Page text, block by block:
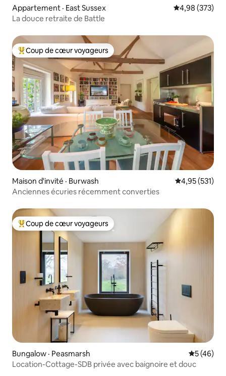
Appartement · East Sussex Note
4,98 (373)
La douce retraite de Battle
Coup de cœur voyageurs parmi les plus aimés
Coup de cœur voyageurs
Maison d'invité · Burwash Note
4,95 (531)
Anciennes écuries récemment converties
Coup de cœur voyageurs parmi les plus aimés
Coup de cœur voyageurs
Bungalow · Peasmarsh Note
5 (46)
Location-Cottage-SDB privée avec baignoire et douc